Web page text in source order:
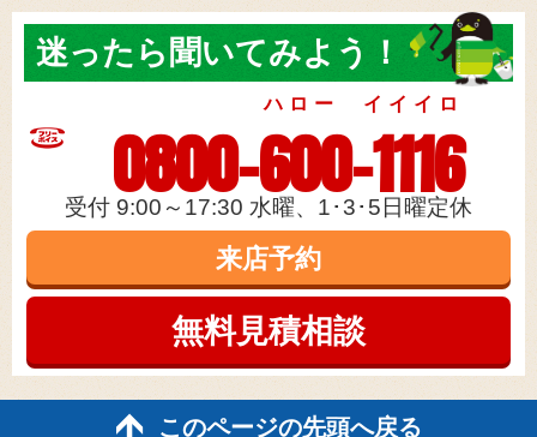
迷ったら 聞いてみよう！
0800-600-1116
ハロー イイイロ
受付 9:00～17:30 水曜、1･3･5日曜定休
来店予約
無料見積相談
このページの先頭へ戻る